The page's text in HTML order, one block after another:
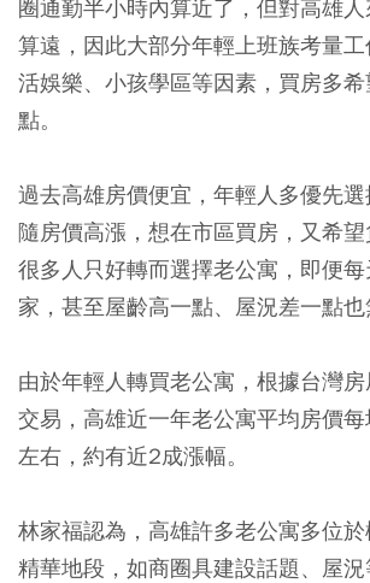
圈通勤半小時內算近了，但對高雄
算遠，因此大部分年輕上班族考量
活娛樂、小孩學區等因素，買房多
點。
過去高雄房價便宜，年輕人多優先
隨房價高漲，想在市區買房，又希望
很多人只好轉而選擇老公寓，即便
家，甚至屋齡高一點、屋況差一點也
由於年輕人轉買老公寓，根據台灣
交易，高雄近一年老公寓平均房價
左右，約有近2成漲幅。
林家福認為，高雄許多老公寓多位
精華地段，如商圈具建設話題、屋